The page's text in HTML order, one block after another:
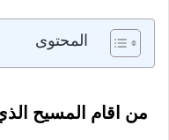
المحتوى
من اقام المسيح